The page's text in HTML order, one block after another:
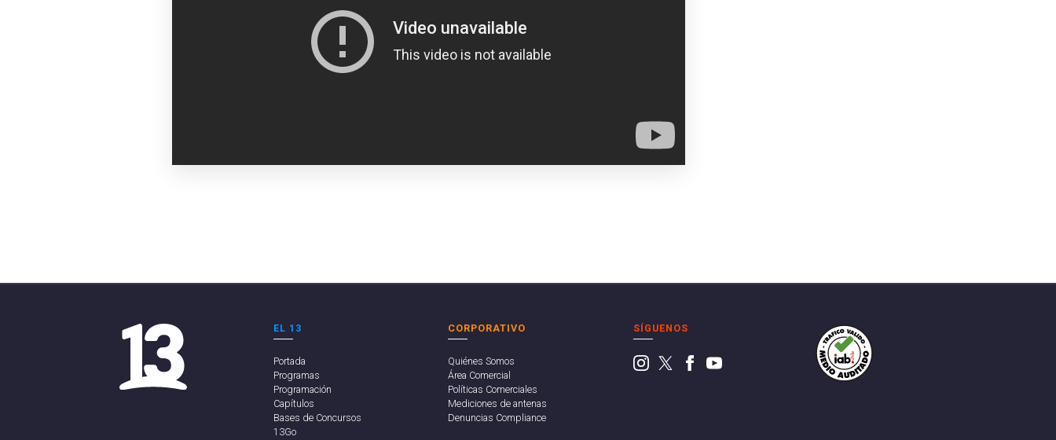
EL 13
Portada
Programas
Programación
Capítulos
Bases de Concursos
13Go
CORPORATIVO
Quiénes Somos
Área Comercial
Políticas Comerciales
Mediciones de antenas
Denuncias Compliance
SÍGUENOS